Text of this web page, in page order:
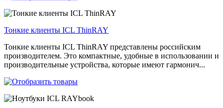
Тонкие клиенты ICL ThinRAY
Тонкие клиенты ICL ThinRAY представлены российским
производителем. Это компактные, удобные в использовании и
производительные устройства, которые имеют гармонич...